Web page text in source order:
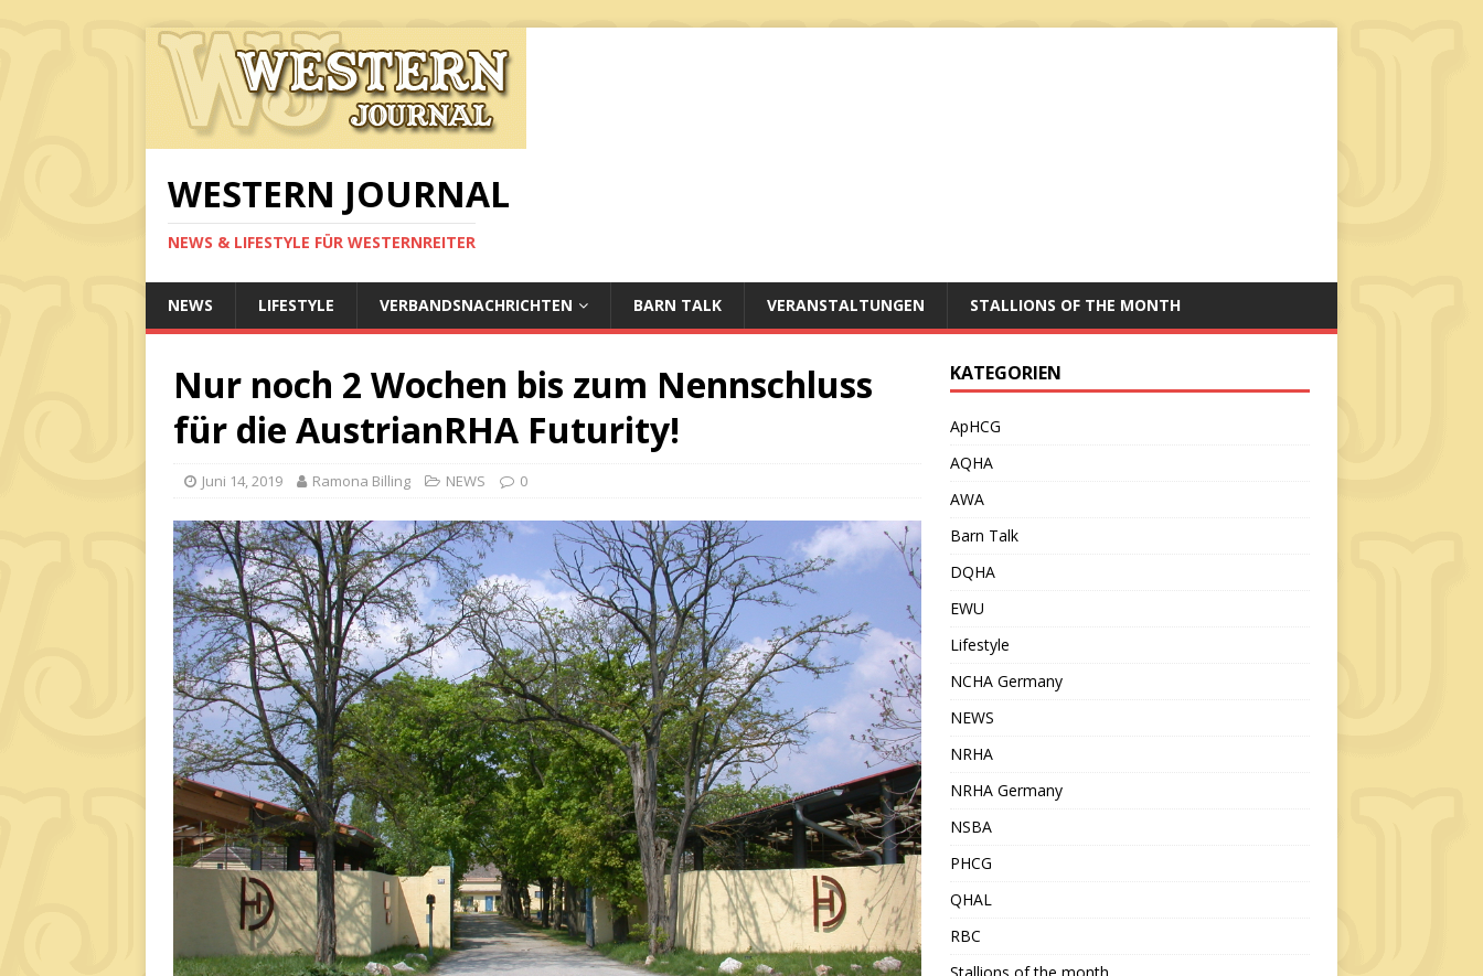
WESTERN JOURNAL
NEWS & LIFESTYLE FÜR WESTERNREITER
NEWS LIFESTYLE VERBANDSNACHRICHTEN BARN TALK VERANSTALTUNGEN STALLIONS OF THE MONTH
Nur noch 2 Wochen bis zum Nennschluss
für die AustrianRHA Futurity!
Juni 14, 2019 Ramona Billing NEWS 0
KATEGORIEN
ApHCG
AQHA
AWA
Barn Talk
DQHA
EWU
Lifestyle
NCHA Germany
NEWS
NRHA
NRHA Germany
NSBA
PHCG
QHAL
RBC